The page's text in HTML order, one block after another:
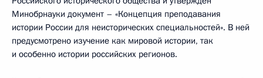
Минобрнауки документ – «Концепция преподавания
истории России для неисторических специальностей». В ней
предусмотрено изучение как мировой истории, так
и особенно истории российских регионов.